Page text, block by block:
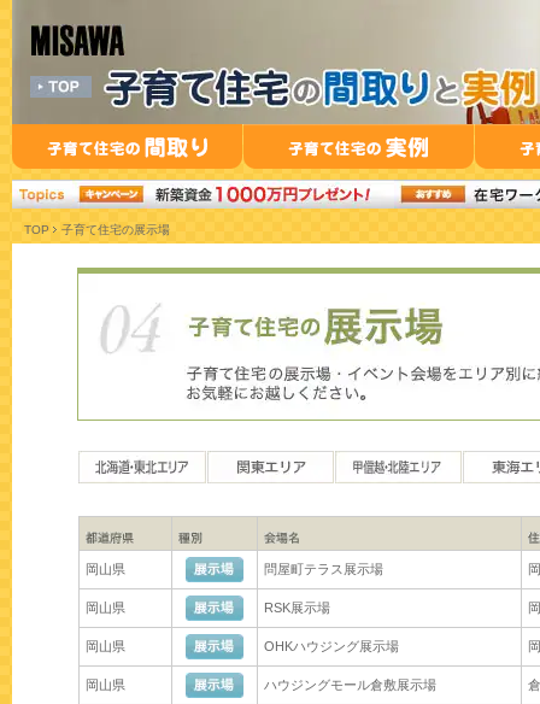
TOP 子育て住宅の展示場
岡山県 問屋町テラス展示場
岡山県 RSK展示場
岡山県 OHKハウジング展示場
岡山県 ハウジングモール倉敷展示場